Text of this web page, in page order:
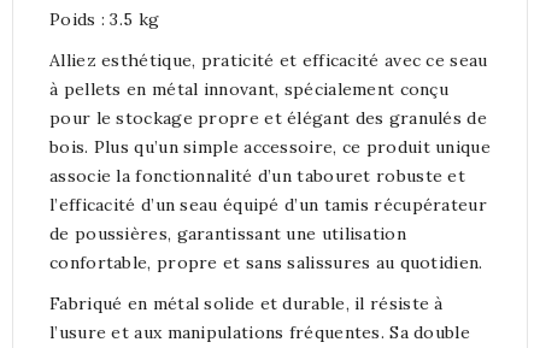
Poids : 3.5 kg
Alliez esthétique, praticité et efficacité avec ce seau
à pellets en métal innovant, spécialement conçu
pour le stockage propre et élégant des granulés de
bois. Plus qu’un simple accessoire, ce produit unique
associe la fonctionnalité d’un tabouret robuste et
l’efficacité d’un seau équipé d’un tamis récupérateur
de poussières, garantissant une utilisation
confortable, propre et sans salissures au quotidien.
Fabriqué en métal solide et durable, il résiste à
l’usure et aux manipulations fréquentes. Sa double